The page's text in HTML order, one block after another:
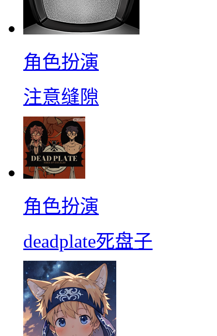
角色扮演
注意缝隙
角色扮演
deadplate死盘子